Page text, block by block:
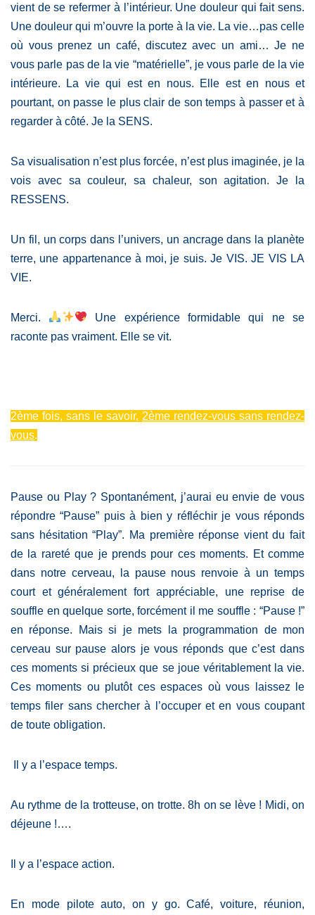
vient de se refermer à l’intérieur. Une douleur qui fait sens.
Une douleur qui m’ouvre la porte à la vie. La vie…pas celle
où vous prenez un café, discutez avec un ami… Je ne
vous parle pas de la vie “matérielle”, je vous parle de la vie
intérieure. La vie qui est en nous. Elle est en nous et
pourtant, on passe le plus clair de son temps à passer et à
regarder à côté. Je la SENS.
Sa visualisation n’est plus forcée, n’est plus imaginée, je la
vois avec sa couleur, sa chaleur, son agitation. Je la
RESSENS.
Un fil, un corps dans l’univers, un ancrage dans la planète
terre, une appartenance à moi, je suis. Je VIS. JE VIS LA
VIE.
Merci.
Une expérience formidable qui ne se
raconte pas vraiment. Elle se vit.
2ème fois, sans le savoir, 2ème rendez-vous sans rendez-
vous.
Pause ou Play ? Spontanément, j’aurai eu envie de vous
répondre “Pause” puis à bien y réfléchir je vous réponds
sans hésitation “Play”. Ma première réponse vient du fait
de la rareté que je prends pour ces moments. Et comme
dans notre cerveau, la pause nous renvoie à un temps
court et généralement fort appréciable, une reprise de
souffle en quelque sorte, forcément il me souffle : “Pause !”
en réponse. Mais si je mets la programmation de mon
cerveau sur pause alors je vous réponds que c’est dans
ces moments si précieux que se joue véritablement la vie.
Ces moments ou plutôt ces espaces où vous laissez le
temps filer sans chercher à l’occuper et en vous coupant
de toute obligation.
Il y a l’espace temps.
Au rythme de la trotteuse, on trotte. 8h on se lève ! Midi, on
déjeune !….
Il y a l’espace action.
En mode pilote auto, on y go. Café, voiture, réunion,